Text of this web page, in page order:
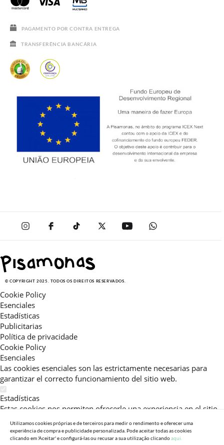
SALDOS
PAGAMENTO POR CONTRA ENTREGA
TRANSFERÊNCIA BANCÁRIA
© COPYRIGHT 2025. TODOS OS DIREITOS RESERVADOS.
Cookie Policy
Esenciales
Estadísticas
Publicitarias
Política de privacidade
Cookie Policy
Esenciales
Las cookies esenciales son las estrictamente necesarias para
garantizar el correcto funcionamiento del sitio web.
Estadísticas
Estas cookies nos permiten ofrecerle una experiencia en el sitio
adaptada a su navegación (recomendaciones de producto
personalizadas, énfasis en categorías frecuentemente
consultadas, etc).Al activar esta cookie, nos ayuda a mejorar aún
Utilizamos cookies próprias e de terceiros para medir o rendimento e oferecer uma
experiência de compra e publicidade personalizada. Pode aceitar todas as cookies
clicando em 'Aceitar' e configurá-las ou recusar a sua utilização clicandoaqui.